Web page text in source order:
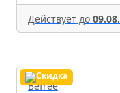
Действует до
Befree